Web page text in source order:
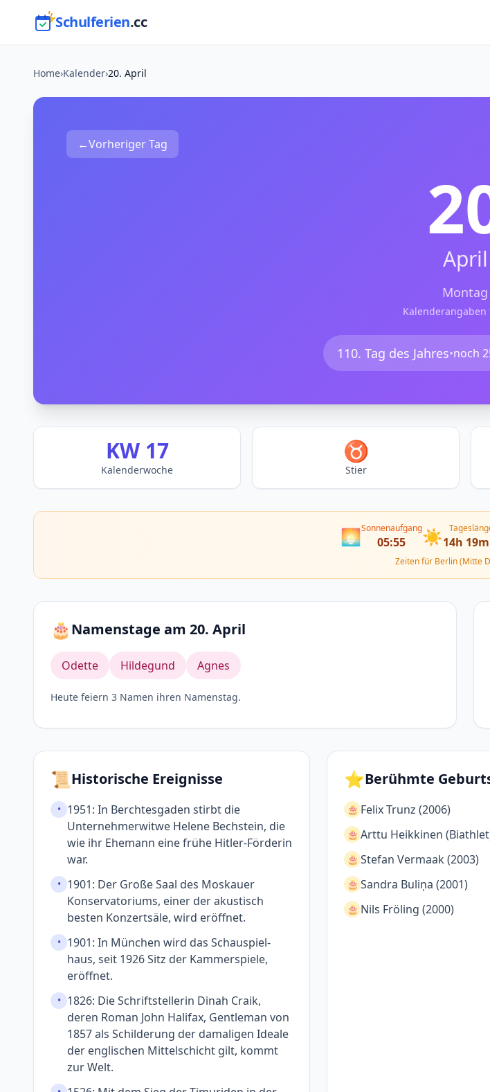
Schulferien.cc
Home›Kalender›20. April
←Vorheriger Tag
April
Montag
Kalenderangaben
110. Tag des Jahres•noch
KW 17
Kalenderwoche
♉
Stier
🌅Sonnenaufgang
05:55 ☀️14h
Zeiten für Berlin (Mitte
🎂Namenstage am 20. April
Odette Hildegund Agnes
Heute feiern 3 Namen ihren Namenstag.
📜Historische Ereignisse
• 1951: In Berchtes­gaden stirbt die
Unternehmer­witwe Helene Bech­stein, die
wie ihr Ehe­mann eine frühe Hitler-Förderin
war.
• 1901: Der Große Saal des Moskauer
Konservatoriums, einer der akustisch
besten Konzert­säle, wird eröffnet.
• 1901: In München wird das Schauspiel­
haus, seit 1926 Sitz der Kammer­spiele,
eröffnet.
• 1826: Die Schrift­stellerin Dinah Craik,
deren Roman John Halifax, Gentleman von
1857 als Schilderung der damaligen Ideale
der englischen Mittel­schicht gilt, kommt
zur Welt.
⭐Berühmte
🎂 Felix Trunz (2006)
🎂 Arttu Heikkinen
🎂 Stefan Vermaak (2003)
🎂 Sandra Buliņa (2001)
🎂 Nils Fröling (2000)